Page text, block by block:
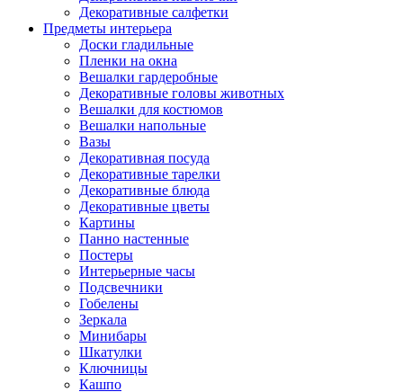
Декоративные салфетки
Предметы интерьера
Доски гладильные
Пленки на окна
Вешалки гардеробные
Декоративные головы животных
Вешалки для костюмов
Вешалки напольные
Вазы
Декоративная посуда
Декоративные тарелки
Декоративные блюда
Декоративные цветы
Картины
Панно настенные
Постеры
Интерьерные часы
Подсвечники
Гобелены
Зеркала
Минибары
Шкатулки
Ключницы
Кашпо